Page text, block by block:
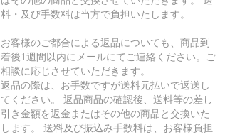
料・及び手数料は当方で負担いたします。
お客様のご都合による返品についても、商品到
着後1週間以内にメールにてご連絡ください。ご
相談に応じさせていただきます。
返品の際は、お手数ですが送料元払いで返送し
てください。 返品商品の確認後、送料等の差し
引き金額を返金またはその他の商品と交換いた
します。 送料及び振込み手数料は、お客様負担